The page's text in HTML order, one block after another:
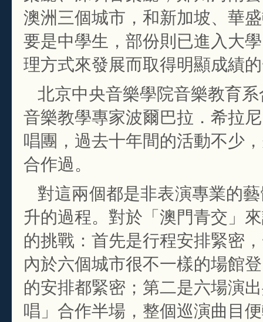
澳洲三個城市，和新加坡、華
要是中學生，部份則已進入大
理方式來發展而取得明顯成績
北京中央音樂學院音樂教育
音樂教學專家波爾巴拉．希拉
唱團，過去十年間的活動不少
合作過。
對這兩個都是非表演專業的
升的過程。對於「澳門青交」
的挑戰：首先是行程安排緊密
內於六個城市很不一樣的場館
的安排都緊密；第二是六場演
唱」合作半場，整個巡演曲目